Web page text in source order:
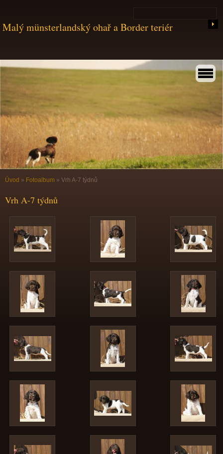
Malý münsterlandský ohař a Border teriér
Úvod » Fotoalbum » Vrh A-7 týdnů
Vrh A-7 týdnů